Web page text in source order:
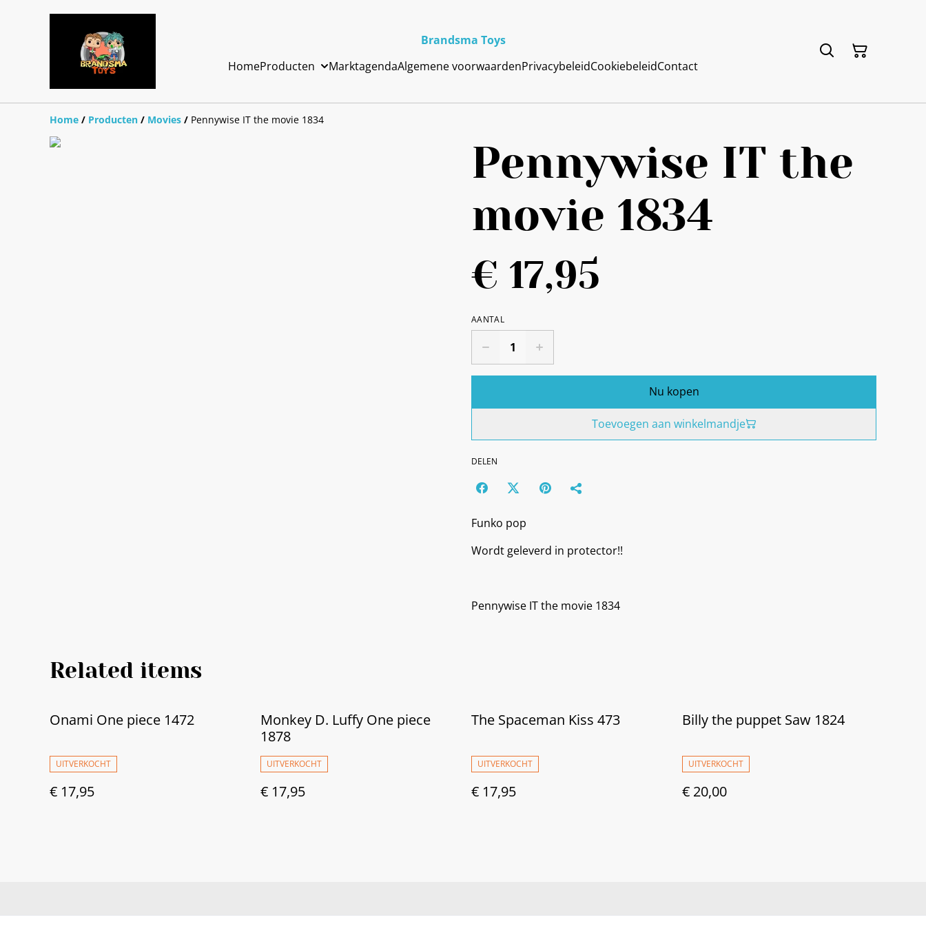
Brandsma Toys
HomeProducten MarktagendaAlgemene voorwaardenPrivacybeleidCookiebeleidContact
Home / Producten / Movies / Pennywise IT the movie 1834
Pennywise IT the
movie 1834
€ 17,95
AANTAL
Nu kopen
Toevoegen aan winkelmandje
DELEN
Funko pop
Wordt geleverd in protector!!
Pennywise IT the movie 1834
Related items
Onami One piece 1472
UITVERKOCHT
€ 17,95
Monkey D. Luffy One piece
1878
UITVERKOCHT
€ 17,95
The Spaceman Kiss 473
UITVERKOCHT
€ 17,95
Billy the puppet Saw 1824
UITVERKOCHT
€ 20,00